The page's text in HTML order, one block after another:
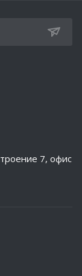
7, офис